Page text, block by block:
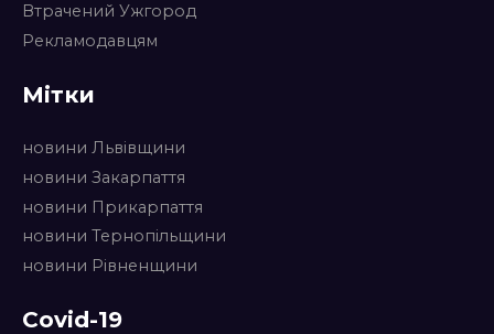
Втрачений Ужгород
Рекламодавцям
Мітки
новини Львівщини
новини Закарпаття
новини Прикарпаття
новини Тернопільщини
новини Рівненщини
Covid-19